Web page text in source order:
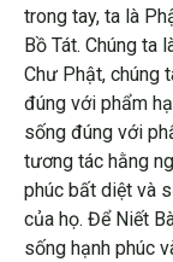
trong tay, ta là
Bồ Tát. Chúng ta
Chư Phật, chúng
đúng với phẩm
sống đúng với
tương tác hằng
phúc bất diệt và
của họ. Để Niết
sống hạnh phúc